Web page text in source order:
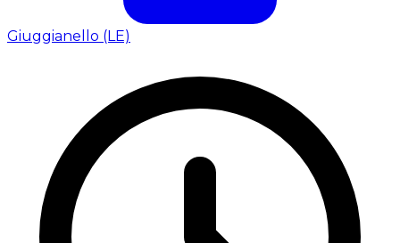
Giuggianello (LE)